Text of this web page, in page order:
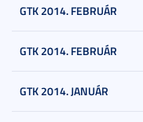
GTK 2014. FEBRUÁR
GTK 2014. FEBRUÁR
GTK 2014. JANUÁR